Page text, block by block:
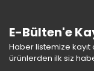
E-Bülten'e
Haber listemize
ürünlerden ilk siz